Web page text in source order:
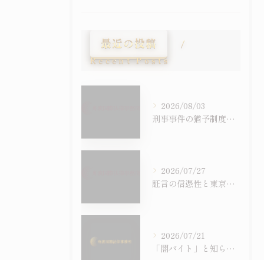
最近の投稿
Recent Posts
2026/08/03
刑事事件の猶予制度を徹底比較し判決後の影響や前科の有無まで具体的に解説
2026/07/27
証言の信憑性と東京都国立市における刑事事件での証拠の扱いを徹底解説
2026/07/21
「闇バイト」と知らずに受け子に――外国人留学生の詐欺事件が急増しています